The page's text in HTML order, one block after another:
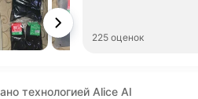
225 оценок
технологией Alice AI